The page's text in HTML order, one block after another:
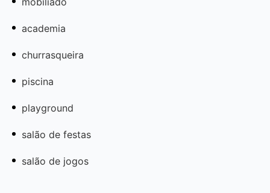
academia
churrasqueira
piscina
playground
salão de festas
salão de jogos